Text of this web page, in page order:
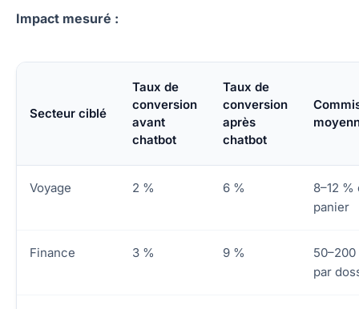
Impact mesuré :
Secteur ciblé
Taux de
conversion
avant
chatbot
Taux de
conversion
après
chatbot
Voyage 2 % 6 %
8–12 %
panier
Finance 3 % 9 %
50–200
par